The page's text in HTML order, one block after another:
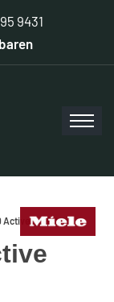
9431
Active Edelstahl